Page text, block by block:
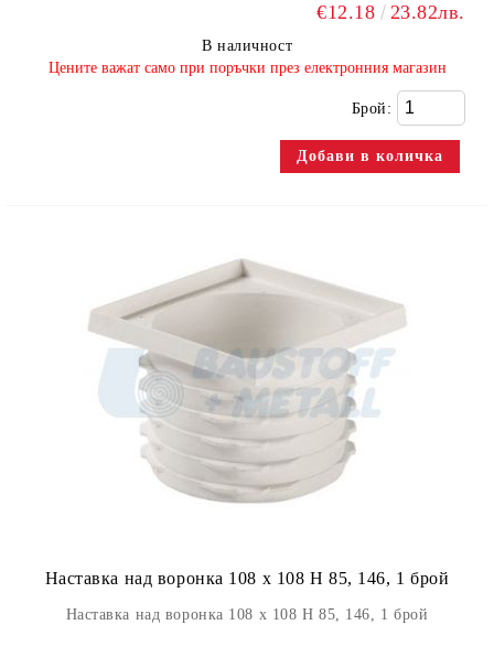
€12.18 23.82лв.
В наличност
​Цените важат само при поръчки през електронния магазин
Брой:
Наставка над воронка 108 x 108 H 85, 146, 1 брой
Наставка над воронка 108 x 108 H 85, 146, 1 брой